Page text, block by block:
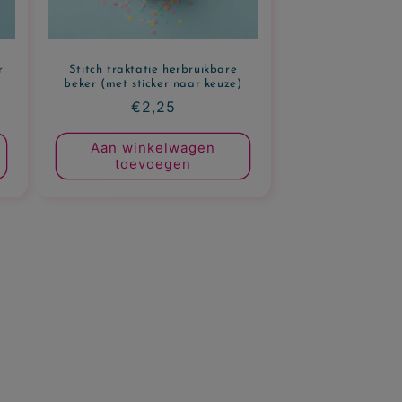
Stitch traktatie herbruikbare
beker (met sticker naar keuze)
Normale
prijs
€2,25
Aan winkelwagen
toevoegen